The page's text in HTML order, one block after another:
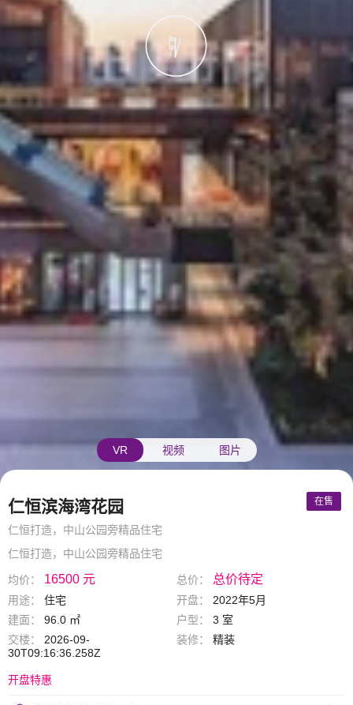
VR 视频 图片
仁恒滨海湾花园 在售
仁恒打造，中山公园旁精品住宅
仁恒打造，中山公园旁精品住宅
均价： 16500 元 总价： 总价待定
用途： 住宅 开盘：
2022年5月
建面：
96.0 ㎡ 户型：
3 室
交楼：
2026-09-
30T09:16:36.258Z
装修： 精装
开盘特惠